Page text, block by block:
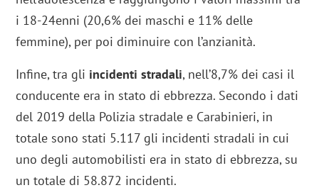
i 18-24enni (20,6% dei maschi e 11% delle
femmine), per poi diminuire con l’anzianità.
Infine, tra gli incidenti stradali, nell’8,7% dei casi il
conducente era in stato di ebbrezza. Secondo i dati
del 2019 della Polizia stradale e Carabinieri, in
totale sono stati 5.117 gli incidenti stradali in cui
uno degli automobilisti era in stato di ebbrezza, su
un totale di 58.872 incidenti.